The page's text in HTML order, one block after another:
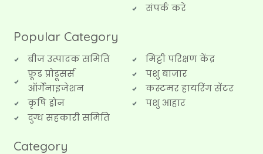
संपर्क करे
Popular Category
बीज उत्पादक समिति
मिट्टी परिक्षण केंद्र
फ़ूड प्रोडूसर्स
ऑर्गेनाइजेशन
पशु बाज़ार
कस्टमर हायरिंग सेंटर
कृषि ड्रोन
पशु आहार
दुग्ध सहकारी समिति
Category